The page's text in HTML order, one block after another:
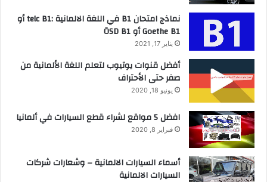
نماذج امتحان B1 في اللغة الالمانية :telc B1 أو
Goethe B1 أو ÖSD B1
يناير 17, 2021
أفضل قنوات يوتيوب لتعلم اللغة الألمانية من
صفر حتى الأحتراف
يونيو 18, 2020
افضل 5 مواقع لشراء قطع السيارات في ألمانيا
فبراير 8, 2020
أسماء السيارات الالمانية – وشعارات شركات
السيارات الالمانية